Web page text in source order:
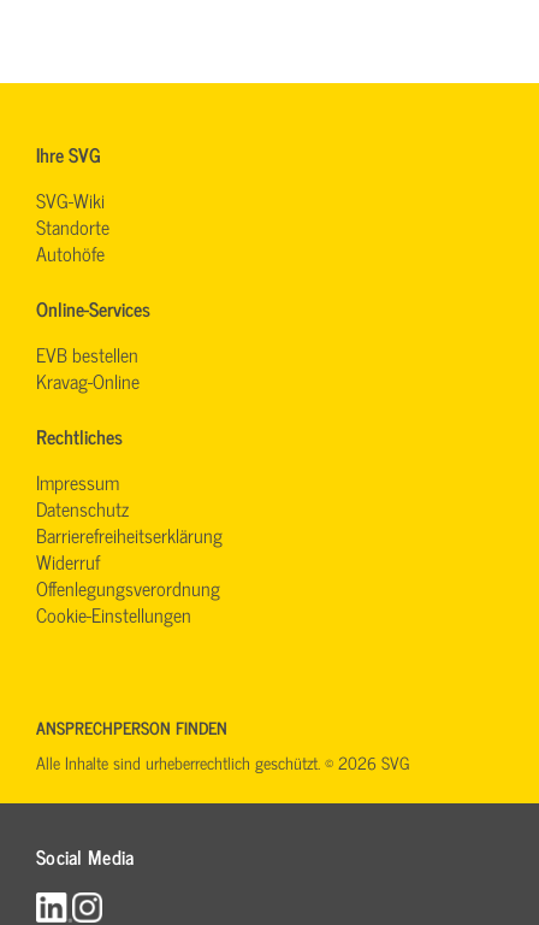
Ihre SVG
SVG-Wiki
Standorte
Autohöfe
Online-Services
EVB bestellen
Kravag-Online
Rechtliches
Impressum
Datenschutz
Barrierefreiheitserklärung
Widerruf
Offenlegungsverordnung
Cookie-Einstellungen
Social Media
ANSPRECHPERSON FINDEN
Alle Inhalte sind urheberrechtlich geschützt. © 2026 SVG